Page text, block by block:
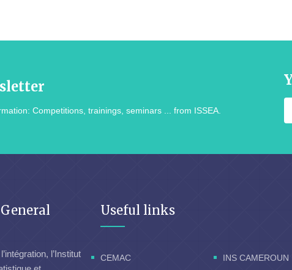
Competitions, trainings, seminars ... from ISSEA.
l’Institut
Useful links
CEMAC INS CAMEROUN